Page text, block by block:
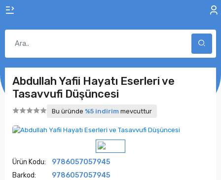
Abdullah Yafii Hayatı Eserleri ve
Tasavvufi Düşüncesi
Bu üründe %5 indirim mevcuttur
Ürün Kodu:
9786057057945
Barkod:
9786057057945